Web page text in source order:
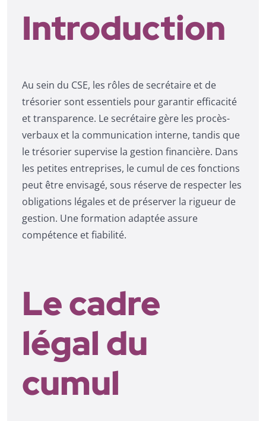
Introduction
Au sein du CSE, les rôles de secrétaire et de
trésorier sont essentiels pour garantir efficacité
et transparence. Le secrétaire gère les procès-
verbaux et la communication interne, tandis que
le trésorier supervise la gestion financière. Dans
les petites entreprises, le cumul de ces fonctions
peut être envisagé, sous réserve de respecter les
obligations légales et de préserver la rigueur de
gestion. Une formation adaptée assure
compétence et fiabilité.
Le cadre
légal du
cumul